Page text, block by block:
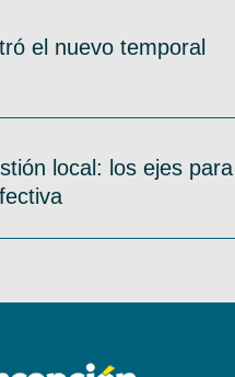
el nuevo temporal
local: los ejes para